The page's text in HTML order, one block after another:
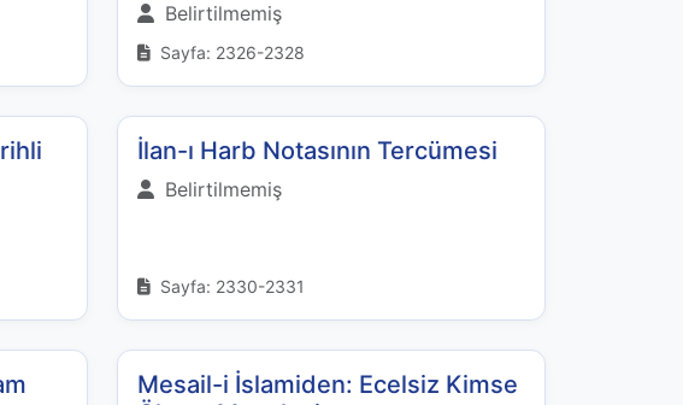
Belirtilmemiş
Sayfa: 2326-2328
İlan-ı Harb Notasının Tercümesi
Belirtilmemiş
Sayfa: 2330-2331
Mesail-i İslamiden: Ecelsiz Kimse